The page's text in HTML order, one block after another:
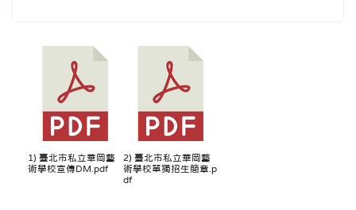
1) 臺北市私立華岡藝
術學校宣傳DM.pdf
2) 臺北市私立華岡藝
術學校單獨招生簡章.p
df